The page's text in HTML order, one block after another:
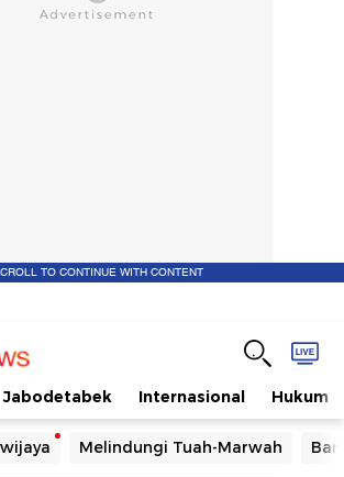
TO CONTINUE WITH CONTENT
Jabodetabek Internasional Hukum
Melindungi Tuah-Marwah